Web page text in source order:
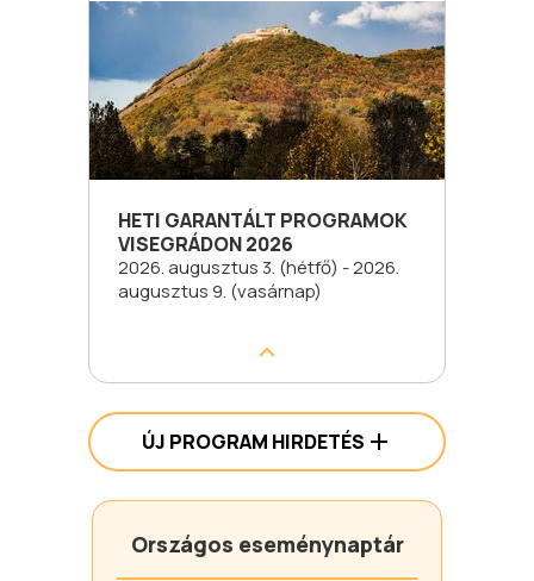
HETI GARANTÁLT PROGRAMOK
VISEGRÁDON 2026
2026. augusztus 3. (hétfő) - 2026.
augusztus 9. (vasárnap)
ÚJ PROGRAM HIRDETÉS
Országos eseménynaptár